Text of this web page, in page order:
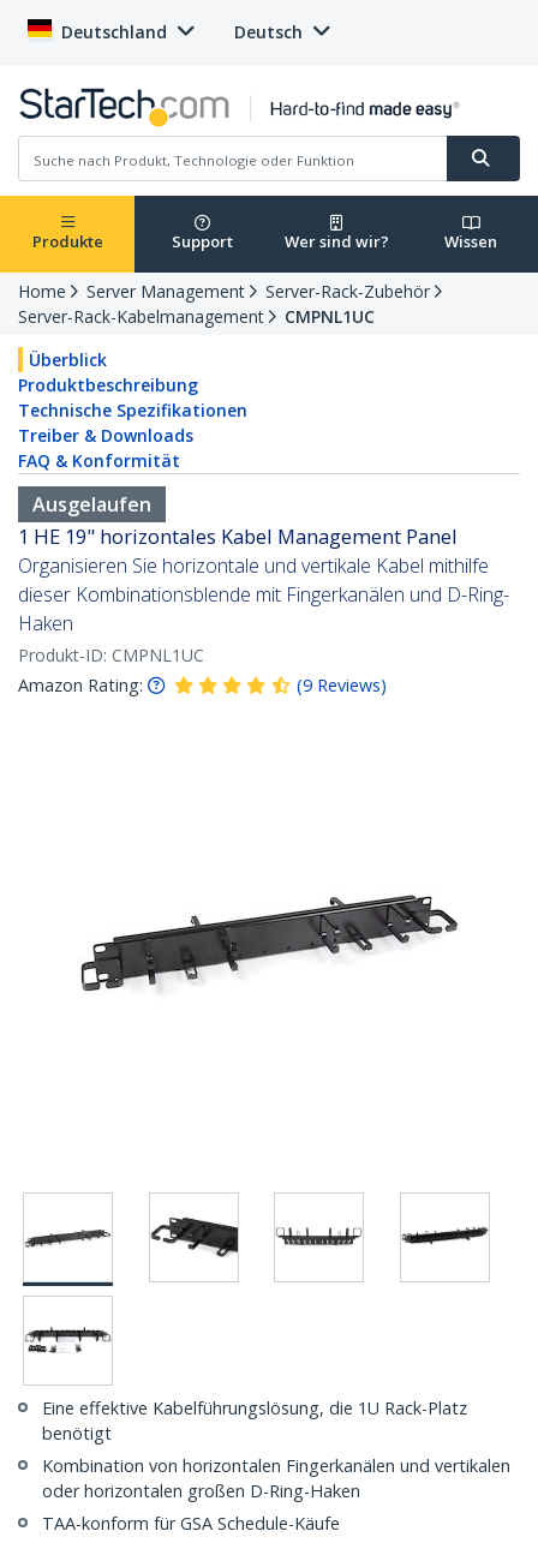
Deutschland Deutsch
Produkte Support Wer sind wir? Wissen
Home Server Management
Server-Rack-Zubehör
Server-Rack-Kabelmanagement
CMPNL1UC
Überblick
Produktbeschreibung
Technische Spezifikationen
Treiber & Downloads
FAQ & Konformität
Ausgelaufen
1 HE 19" horizontales Kabel Management Panel
Organisieren Sie horizontale und vertikale Kabel mithilfe
dieser Kombinationsblende mit Fingerkanälen und D-Ring-
Haken
Produkt-ID: CMPNL1UC
Amazon Rating:
(9 Reviews)
Eine effektive Kabelführungslösung, die 1U Rack-Platz
benötigt
Kombination von horizontalen Fingerkanälen und vertikalen
oder horizontalen großen D-Ring-Haken
TAA-konform für GSA Schedule-Käufe